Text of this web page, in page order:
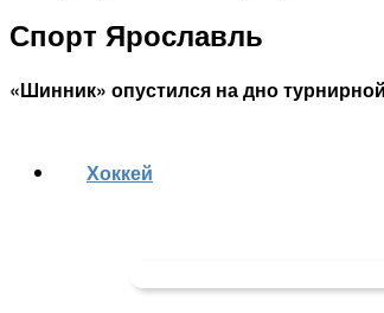
Спорт Ярославль
«Шинник» опустился на дно
Хоккей